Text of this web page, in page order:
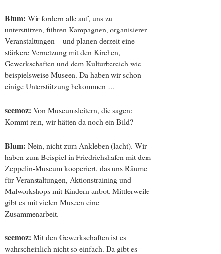
Blum: Wir fordern alle auf, uns zu
unterstützen, führen Kampagnen, organisieren
Veranstaltungen – und planen derzeit eine
stärkere Vernetzung mit den Kirchen,
Gewerkschaften und dem Kulturbereich wie
beispielsweise Museen. Da haben wir schon
einige Unterstützung bekommen …
seemoz: Von Museumsleitern, die sagen:
Kommt rein, wir hätten da noch ein Bild?
Blum: Nein, nicht zum Ankleben (lacht). Wir
haben zum Beispiel in Friedrichshafen mit dem
Zeppelin-Museum kooperiert, das uns Räume
für Veranstaltungen, Aktionstraining und
Malworkshops mit Kindern anbot. Mittlerweile
gibt es mit vielen Museen eine
Zusammenarbeit.
seemoz: Mit den Gewerkschaften ist es
wahrscheinlich nicht so einfach. Da gibt es